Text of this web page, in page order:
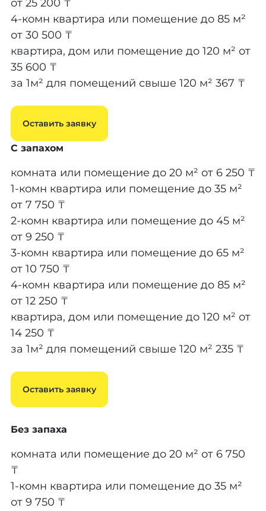
от 25 200 ₸
4-комн квартира или помещение до 85 м²
от 30 500 ₸
квартира, дом или помещение до 120 м² от
35 600 ₸
за 1м² для помещений свыше 120 м² 367 ₸
Оставить заявку
С запахом
комната или помещение до 20 м² от 6 250 ₸
1-комн квартира или помещение до 35 м²
от 7 750 ₸
2-комн квартира или помещение до 45 м²
от 9 250 ₸
3-комн квартира или помещение до 65 м²
от 10 750 ₸
4-комн квартира или помещение до 85 м²
от 12 250 ₸
квартира, дом или помещение до 120 м² от
14 250 ₸
за 1м² для помещений свыше 120 м² 235 ₸
Оставить заявку
Без запаха
комната или помещение до 20 м² от 6 750
₸
1-комн квартира или помещение до 35 м²
от 9 750 ₸